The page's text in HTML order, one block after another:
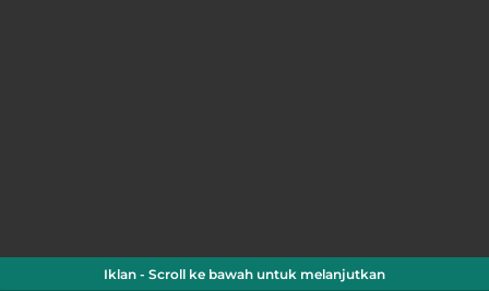
Iklan - Scroll ke bawah untuk melanjutkan